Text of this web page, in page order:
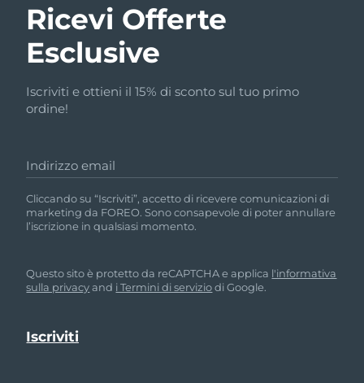
Ricevi Offerte
Esclusive
Iscriviti e ottieni il 15% di sconto sul tuo primo
ordine!
Indirizzo email
Cliccando su “Iscriviti”, accetto di ricevere comunicazioni di
marketing da FOREO. Sono consapevole di poter annullare
l’iscrizione in qualsiasi momento.
Questo sito è protetto da reCAPTCHA e applica l'informativa
sulla privacyand i Termini di serviziodi Google.